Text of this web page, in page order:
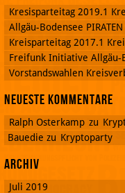
Kresisparteitag 2019.1
Allgäu-Bodensee
Kreisparteitag 2017.1
Freifunk Initiative Allgäu-
Vorstandswahlen
Neueste Kommentare
Ralph Osterkamp zu
Bauedie zu Kryptoparty
Archiv
Juli 2019